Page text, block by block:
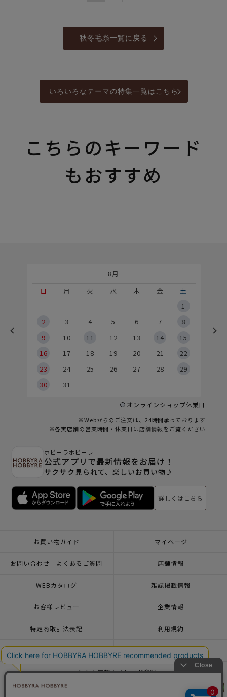
フェア
秋冬毛糸一覧に戻る
いろいろなテーマの特集一覧はこちら
こちらのキーワード
もおすすめ
フェア
8月
日
月 火 水 木 金
土
1
2
3 4 5 6 7
8
9
10 11 12 13 14
15
16
17 18 19 20 21
22
23
24 25 26 27 28
29
30
31
オンラインショップ休業日
※Webからのご注文は、24時間承っております
※各実店舗の営業時間・休業日は店舗情報をご覧ください
ホビーラホビーレ
公式アプリで最新情報をお届け！
サクサク見られて、楽しいお買い物♪
詳しくはこちら
お買い物ガイド マイページ
お問い合わせ - よくあるご質問 店舗情報
WEBカタログ 雑誌掲載情報
お客様レビュー 企業情報
特定商取引法表記 利用規約
一緒に働こう♪求人情報
おトクな情報♪メルマガ登録